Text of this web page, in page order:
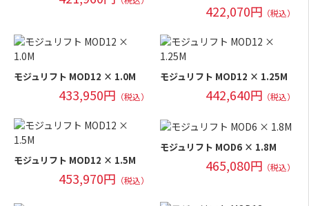
422,070円 （税込）
モジュリフト MOD12 × 1.0M
433,950円 （税込）
モジュリフト MOD12 × 1.25M
442,640円 （税込）
モジュリフト MOD12 × 1.5M
453,970円 （税込）
モジュリフト MOD6 × 1.8M
465,080円 （税込）